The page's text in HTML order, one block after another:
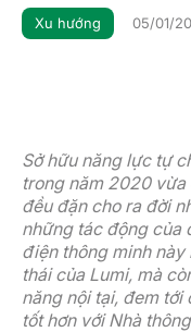
Xu hướng 05/01/
Sở hữu năng lực tự
trong năm 2020 vừa
đều đặn cho ra đời
những tác động của
điện thông minh
thái của Lumi, mà
năng nội tại, đem
tốt hơn với Nhà